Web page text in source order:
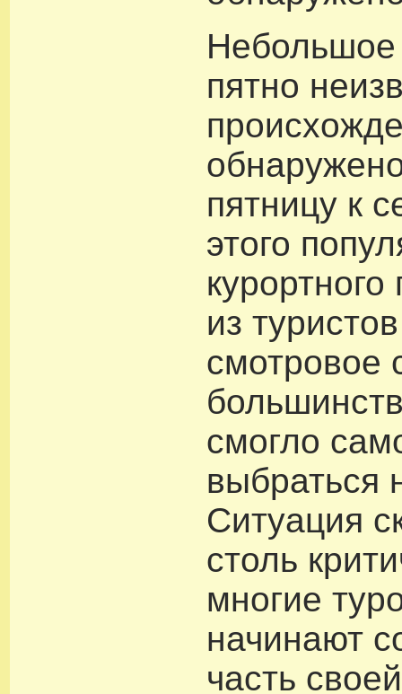
пятно
пятницу к
этого
из
смотровое
смогло
выбраться
Ситуация
столь
многие
начинают
часть